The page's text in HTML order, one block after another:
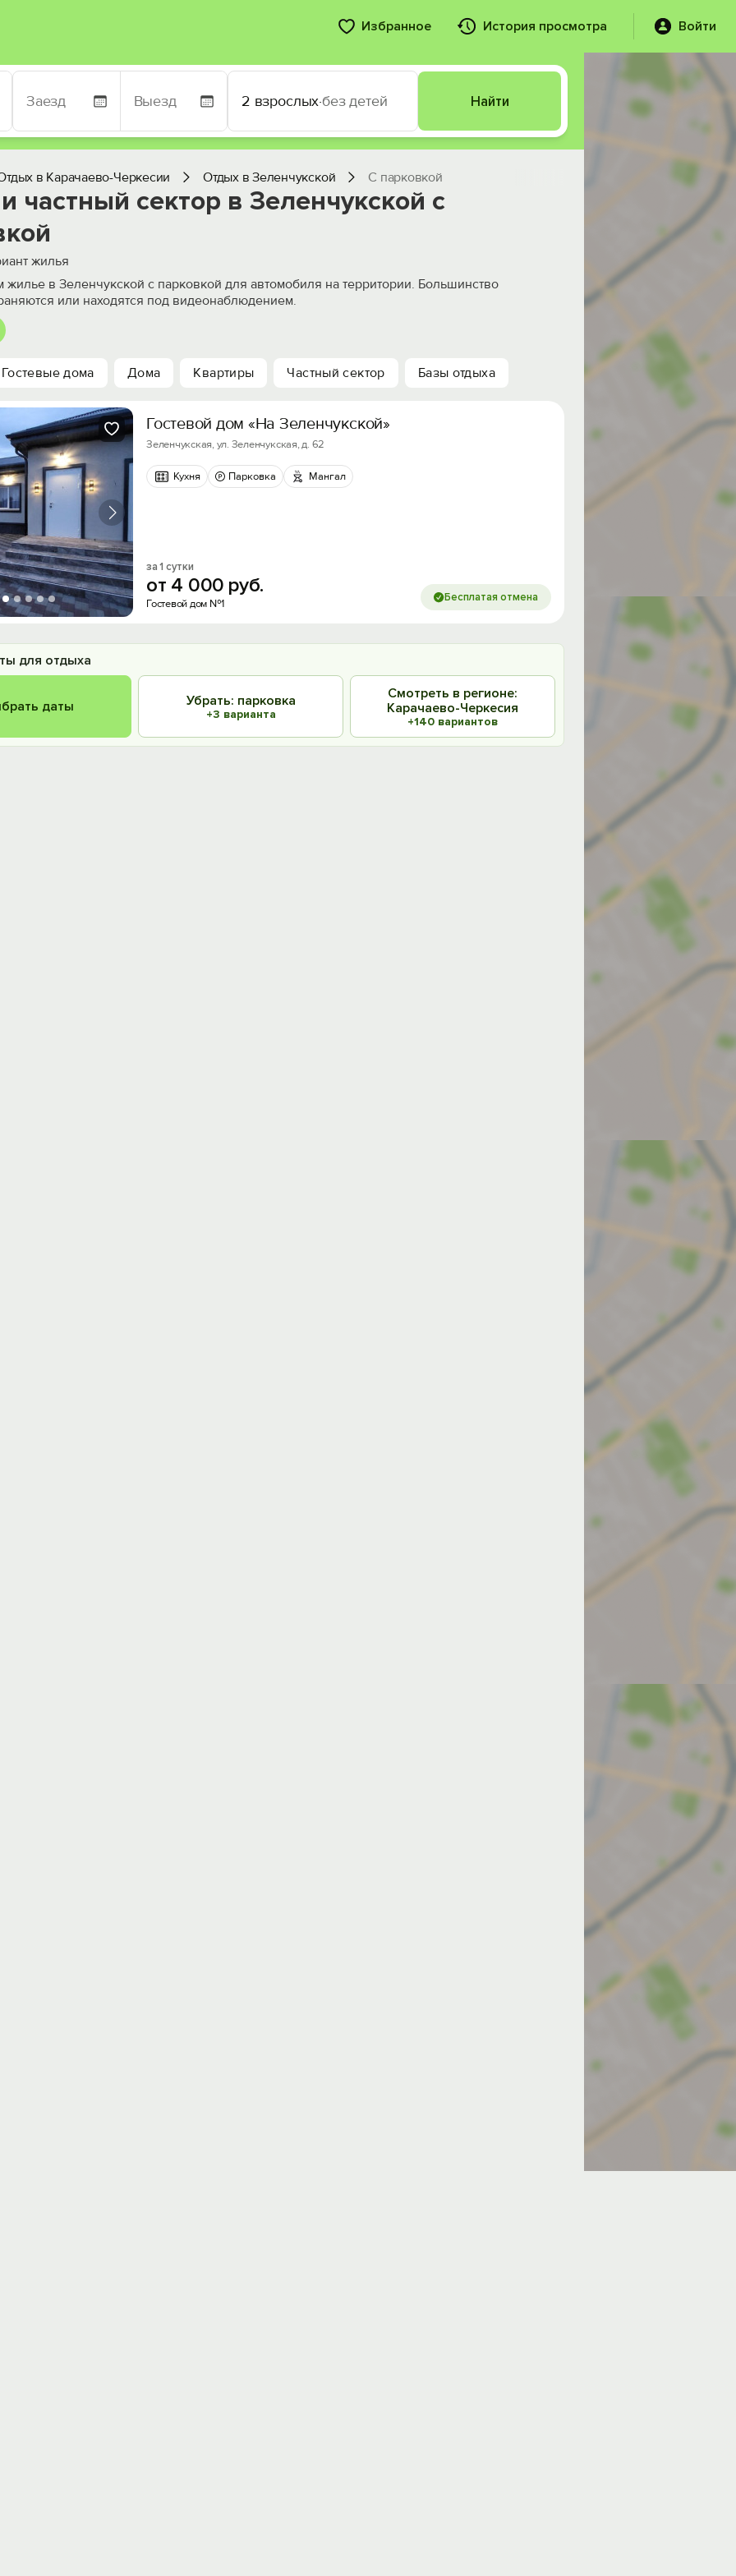
Избранное История просмотра Войти
2 взрослых·без детей Найти
в Карачаево-Черкесии Отдых в Зеленчукской С парковкой
частный сектор в Зеленчукской с
жилья
жилье в Зеленчукской с парковкой для автомобиля на территории. Большинство
или находятся под видеонаблюдением.
Гостевые дома Дома Квартиры Частный сектор Базы отдыха
Гостевой дом «На Зеленчукской»
Зеленчукская, ул. Зеленчукская, д. 62
Кухня Парковка Мангал
за 1 сутки
от 4 000 руб.
Гостевой дом №1 Бесплатая отмена
для отдыха
даты Убрать: парковка
+3 варианта
Смотреть в регионе:
Карачаево-Черкесия
+140 вариантов